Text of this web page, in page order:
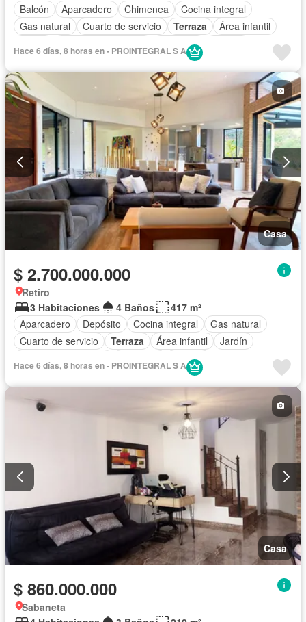
Balcón
Aparcadero Chimenea
Cocina integral
Gas natural
Cuarto de servicio Terraza
Área infantil
Gimnasio
Hace 6 días, 8 horas en - PROINTEGRAL S A
Casa
$ 2.700.000.000
Retiro
3 Habitaciones
4 Baños
417 m²
Aparcadero
Depósito Cocina integral
Gas natural
Cuarto de servicio
Terraza Área infantil
Jardín
Estudio
Hace 6 días, 8 horas en - PROINTEGRAL S A
Casa
$ 860.000.000
Sabaneta